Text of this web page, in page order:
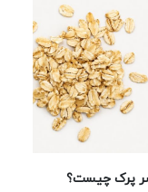
پرک چیست؟